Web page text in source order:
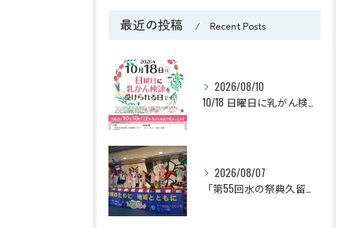
最近の投稿 Recent Posts
2026/08/10
10/18 日曜日に乳がん検診が受けられます （J.M.S：ジャパン・マンモグラフィー・サンデー）
2026/08/07
「第55回水の祭典久留米まつり」に参加しました！